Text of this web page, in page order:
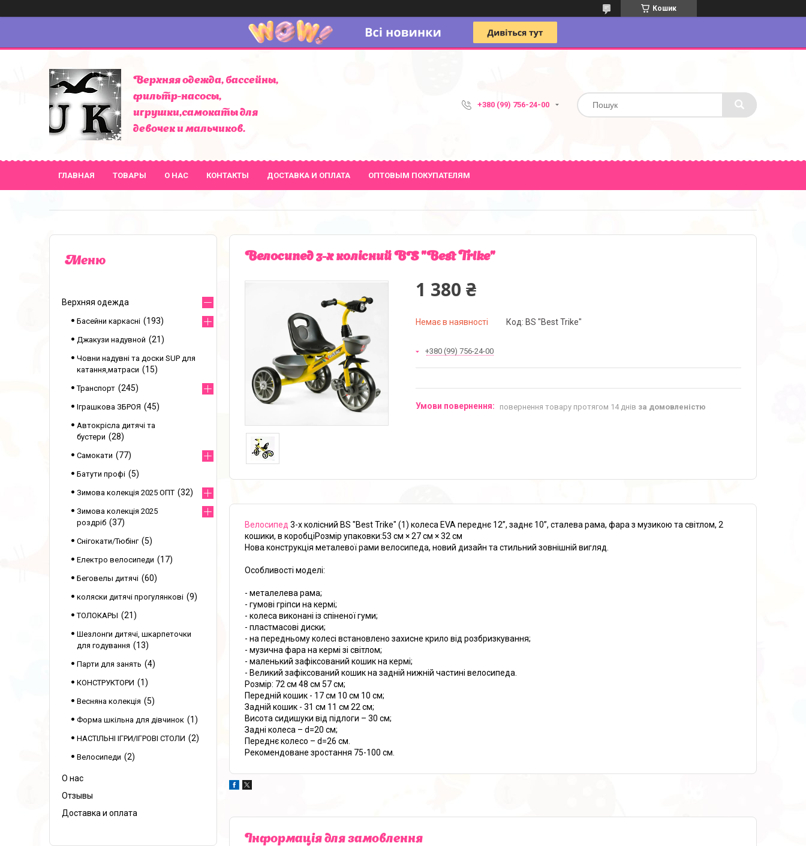
Кошик
Верхняя одежда, бассейны,
фильтр-насосы,
игрушки,самокаты для
девочек и мальчиков.
+380 (99) 756-24-00
ГЛАВНАЯ ТОВАРЫ О НАС КОНТАКТЫ ДОСТАВКА И ОПЛАТА ОПТОВЫМ ПОКУПАТЕЛЯМ
Велосипед 3-х колісний BS "Best Trike"
1 380 ₴
Немає в наявності Код: BS "Best Trike"
+380 (99) 756-24-00
повернення товару протягом 14 днів за домовленістю
Велосипед 3-х колісний BS "Best Trike" (1) колеса EVA переднє 12’’, заднє 10’’, сталева рама, фара з музикою та світлом, 2
кошики, в коробціРозмір упаковки:53 см × 27 см × 32 см
Нова конструкція металевої рами велосипеда, новий дизайн та стильний зовнішній вигляд.
Особливості моделі:
- металелева рама;
- гумові гріпси на кермі;
- колеса виконані із спіненої гуми;
- пластмасові диски;
- на передньому колесі встановлено захисне крило від розбризкування;
- музична фара на кермі зі світлом;
- маленький зафіксований кошик на кермі;
- Великий зафіксований кошик на задній нижній частині велосипеда.
Розмір: 72 см 48 см 57 см;
Передній кошик - 17 см 10 см 10 см;
Задній кошик - 31 см 11 см 22 см;
Висота сидишуки від підлоги – 30 см;
Задні колеса – d=20 см;
Переднє колесо – d=26 см.
Рекомендоване зростання 75-100 см.
Інформація для замовлення
Верхняя одежда
Басейни каркасні 193
Джакузи надувной 21
Човни надувні та доски SUP для
катання,матраси
15
Транспорт 245
Іграшкова ЗБРОЯ 45
Автокрісла дитячі та
бустери
28
Самокати 77
Батути профі 5
Зимова колекція 2025 ОПТ 32
Зимова колекція 2025
роздріб
37
Снігокати/Тюбінг 5
Електро велосипеди 17
Беговелы дитячі 60
коляски дитячі прогулянкові 9
ТОЛОКАРЫ 21
Шезлонги дитячі, шкарпеточки
для годування
13
Парти для занять 4
КОНСТРУКТОРИ 1
Весняна колекція 5
Форма шкільна для дівчинок 1
НАСТІЛЬНІ ІГРИ/ІГРОВІ СТОЛИ 2
Велосипеди 2
О нас
Отзывы
Доставка и оплата